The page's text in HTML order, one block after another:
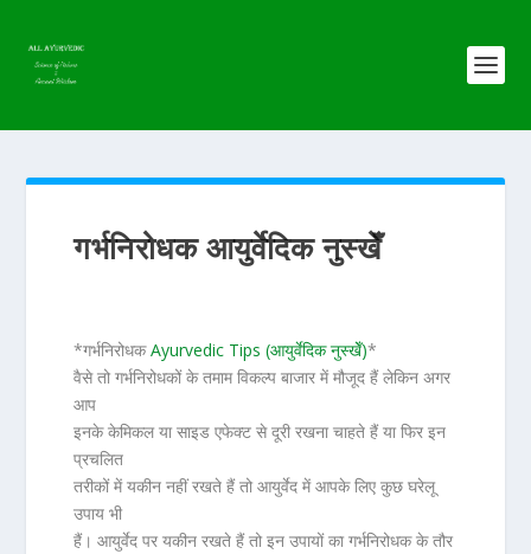
गर्भनिरोधक आयुर्वेदिक नुस्खेँ
*गर्भनिरोधकAyurvedic Tips (आयुर्वेदिक नुस्खेँ)*
वैसे तो गर्भनिरोधकों के तमाम विकल्प बाजार में मौजूद हैं लेकिन अगर
आप
इनके केमिकल या साइड एफेक्ट से दूरी रखना चाहते हैं या फिर इन
प्रचलित
तरीकों में यकीन नहीं रखते हैं तो आयुर्वेद में आपके लिए कुछ घरेलू
उपाय भी
हैं। आयुर्वेद पर यकीन रखते हैं तो इन उपायों का गर्भनिरोधक के तौर